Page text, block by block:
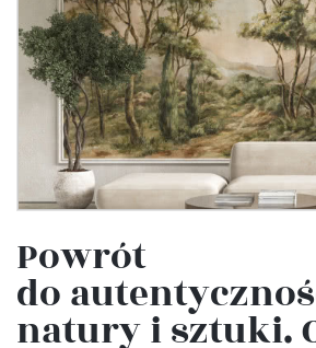
Powrót
do
natury i sztuki.